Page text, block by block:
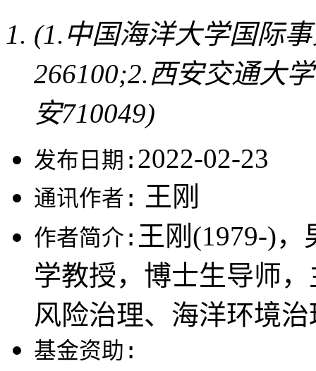
(1.中国海洋大学国际
266100;2.西安交通大
安710049)
发布日期: 2022-02-23
通讯作者: 王刚
作者简介: 王刚(1979-)
学教授，博士生导师
风险治理、海洋环境
基金资助: